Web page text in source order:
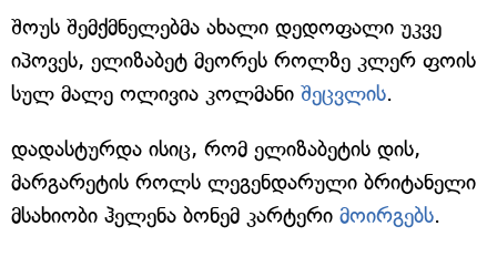
შოუს შემქმნელებმა ახალი დედოფალი უკვე
იპოვეს, ელიზაბეტ მეორეს როლზე კლერ ფოის
სულ მალე ოლივია კოლმანი შეცვლის.
დადასტურდა ისიც, რომ ელიზაბეტის დის,
მარგარეტის როლს ლეგენდარული ბრიტანელი
მსახიობი ჰელენა ბონემ კარტერი მოირგებს.